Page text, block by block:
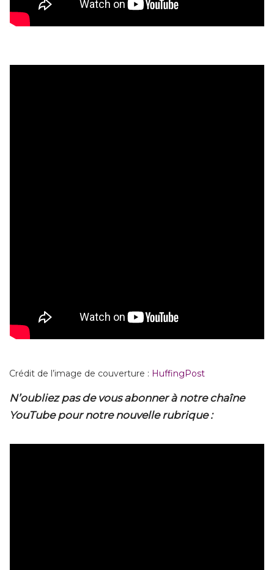
Crédit de l’image de couverture : HuffingPost
N’oubliez pas de vous abonner à notre chaîne
YouTube pour notre nouvelle rubrique :